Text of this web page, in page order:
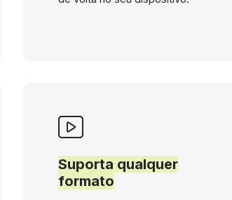
Suporta qualquer
formato